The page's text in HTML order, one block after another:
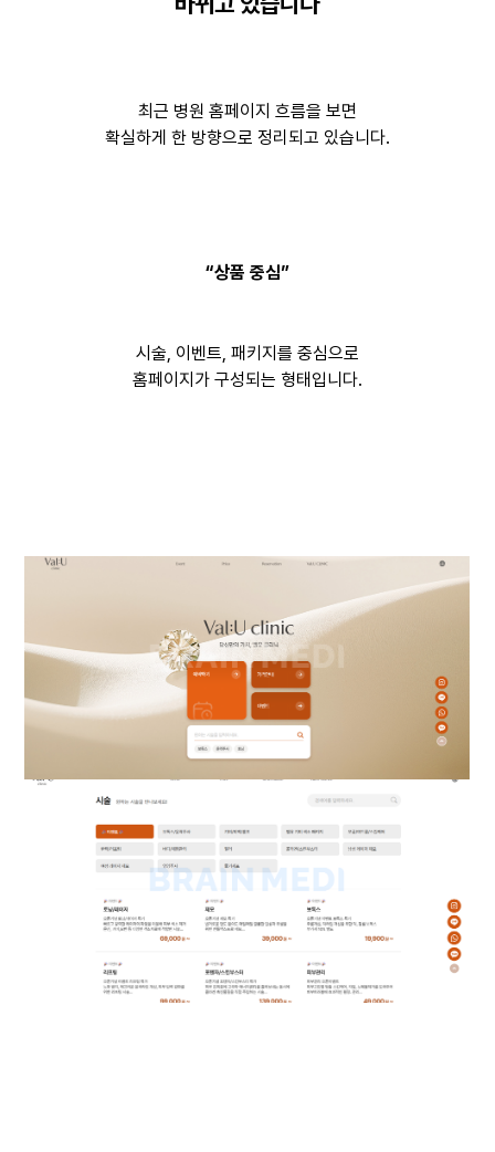
최근 병원 홈페이지 흐름을 보면
확실하게 한 방향으로 정리되고 있습니다.
“상품 중심”
시술, 이벤트, 패키지를 중심으로
홈페이지가 구성되는 형태입니다.